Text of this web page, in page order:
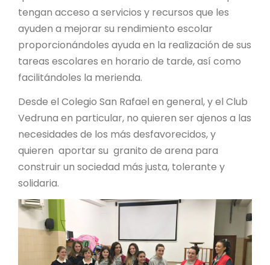
tengan acceso a servicios y recursos que les
ayuden a mejorar su rendimiento escolar
proporcionándoles ayuda en la realización de sus
tareas escolares en horario de tarde, así como
facilitándoles la merienda.
Desde el Colegio San Rafael en general, y el Club
Vedruna en particular, no quieren ser ajenos a las
necesidades de los más desfavorecidos, y
quieren aportar su granito de arena para
construir un sociedad más justa, tolerante y
solidaria.